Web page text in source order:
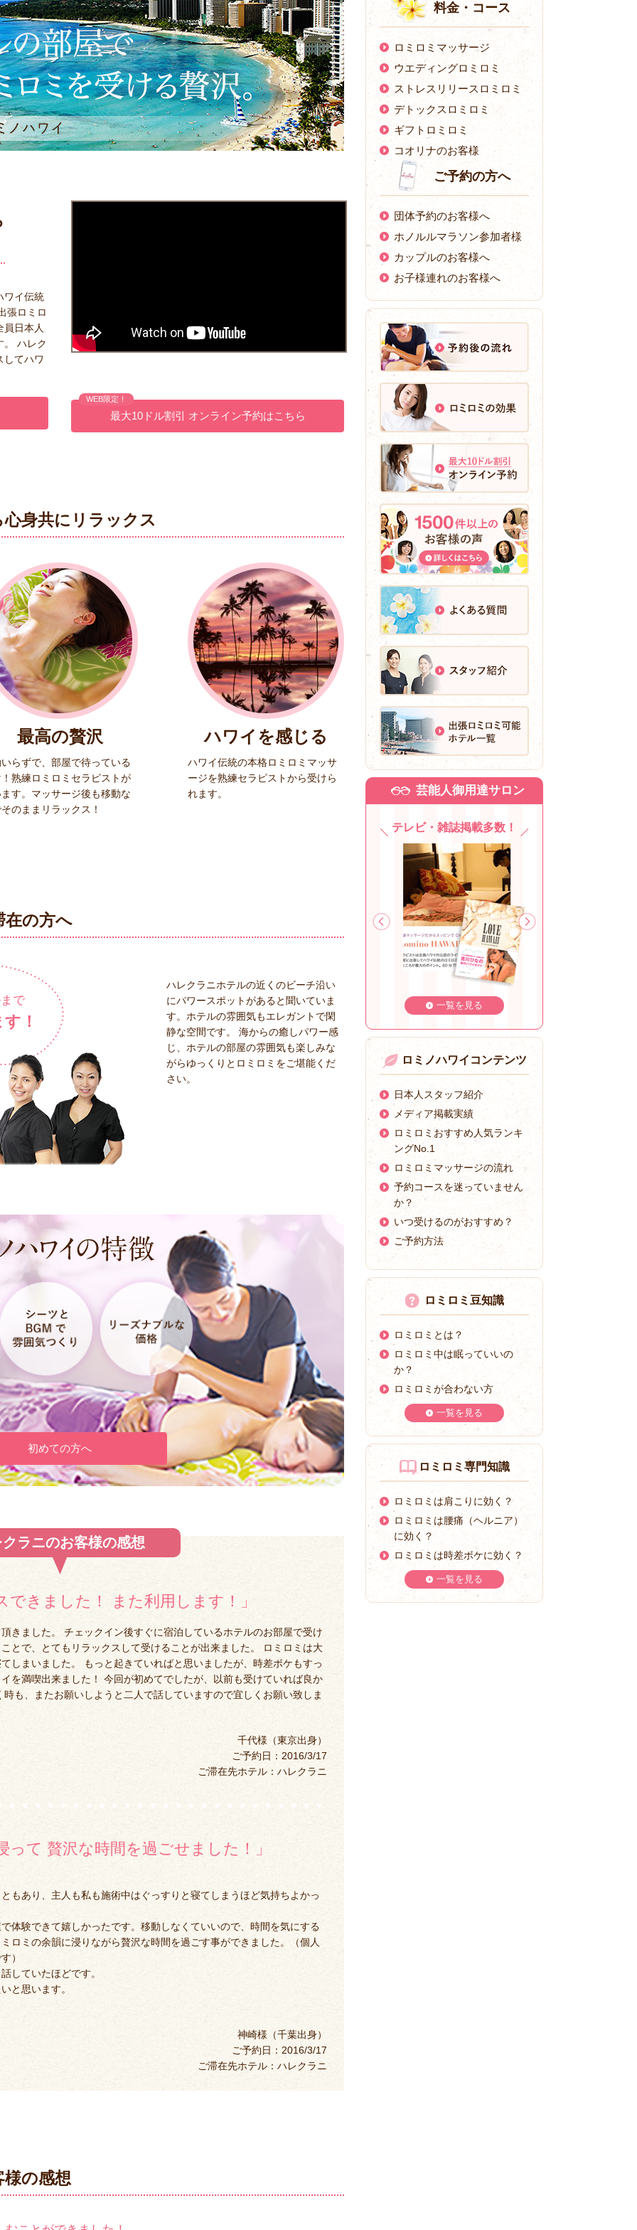
ワイ伝統
張ロミロ
員日本人
。 ハレク
してハワ
WEB限定！
最大10ドル割引 オンライン予約はこちら
身共にリラックス
最高の贅沢
らずで、部屋で待っている
熟練ロミロミセラピストが
す。マッサージ後も移動な
のままリラックス！
ハワイを感じる
ハワイ伝統の本格ロミロミマッサ
ージを熟練セラピストから受けら
れます。
在の方へ
で
！
ハレクラニホテルの近くのビーチ沿い
にパワースポットがあると聞いていま
す。ホテルの雰囲気もエレガントで閑
静な空間です。 海からの癒しパワー感
じ、ホテルの部屋の雰囲気も楽しみな
がらゆっくりとロミロミをご堪能くだ
さい。
初めての方へ
ラニのお客様の感想
きました！ また利用します！」
きました。 チェックイン後すぐに宿泊しているホテルのお部屋で受け
とで、とてもリラックスして受けることが出来ました。 ロミロミは大
しまいました。 もっと起きていればと思いましたが、時差ボケもすっ
を満喫出来ました！ 今回が初めてでしたが、以前も受けていれば良か
も、またお願いしようと二人で話していますので宜しくお願い致しま
千代様（東京出身）
ご予約日：2016/3/17
ご滞在先ホテル：ハレクラニ
て 贅沢な時間を過ごせました！」
もあり、主人も私も施術中はぐっすりと寝てしまうほど気持ちよかっ
体験できて嬉しかったです。移動しなくていいので、時間を気にする
ロミの余韻に浸りながら贅沢な時間を過ごす事ができました。（個人
）
していたほどです。
と思います。
神崎様（千葉出身）
ご予約日：2016/3/17
ご滞在先ホテル：ハレクラニ
の感想
料金・コース
ロミロミマッサージ
ウエディングロミロミ
ストレスリリースロミロミ
デトックスロミロミ
ギフトロミロミ
コオリナのお客様
ご予約の方へ
団体予約のお客様へ
ホノルルマラソン参加者様
カップルのお客様へ
お子様連れのお客様へ
芸能人御用達サロン
テレビ・雑誌掲載多数！
一覧を見る
ロミノハワイコンテンツ
日本人スタッフ紹介
メディア掲載実績
ロミロミおすすめ人気ランキ
ングNo.1
ロミロミマッサージの流れ
予約コースを迷っていません
か？
いつ受けるのがおすすめ？
ご予約方法
ロミロミ豆知識
ロミロミとは？
ロミロミ中は眠っていいの
か？
ロミロミが合わない方
一覧を見る
ロミロミ専門知識
ロミロミは肩こりに効く？
ロミロミは腰痛（ヘルニア）
に効く？
ロミロミは時差ボケに効く？
一覧を見る